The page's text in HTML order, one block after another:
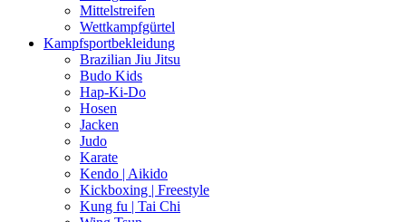
Mittelstreifen
Wettkampfgürtel
Kampfsportbekleidung
Brazilian Jiu Jitsu
Budo Kids
Hap-Ki-Do
Hosen
Jacken
Judo
Karate
Kendo | Aikido
Kickboxing | Freestyle
Kung fu | Tai Chi